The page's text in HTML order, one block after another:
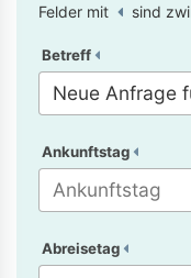
Felder mit sind
Betreff
Ankunftstag
Abreisetag